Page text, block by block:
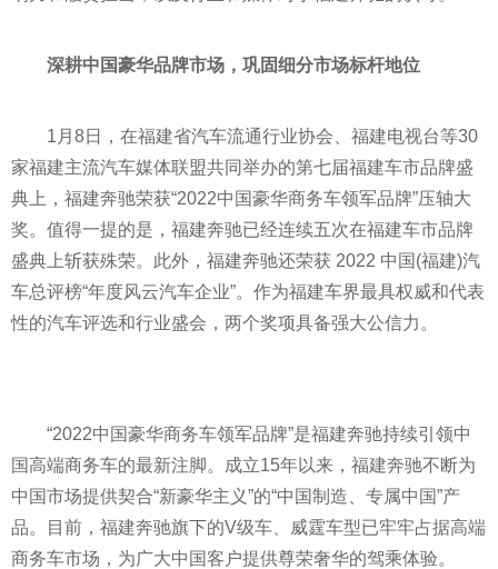
深耕中国豪华品牌市场，巩固细分市场标杆地位
1月8日，在福建省汽车流通行业协会、福建电视台等30
家福建主流汽车媒体联盟共同举办的第七届福建车市品牌盛
典上，福建奔驰荣获“2022中国豪华商务车领军品牌”压轴大
奖。值得一提的是，福建奔驰已经连续五次在福建车市品牌
盛典上斩获殊荣。此外，福建奔驰还荣获 2022 中国(福建)汽
车总评榜“年度风云汽车企业”。作为福建车界最具权威和代表
性的汽车评选和行业盛会，两个奖项具备强大公信力。
“2022中国豪华商务车领军品牌”是福建奔驰持续引领中
国高端商务车的最新注脚。成立15年以来，福建奔驰不断为
中国市场提供契合“新豪华主义”的“中国制造、专属中国”产
品。目前，福建奔驰旗下的V级车、威霆车型已牢牢占据高端
商务车市场，为广大中国客户提供尊荣奢华的驾乘体验。